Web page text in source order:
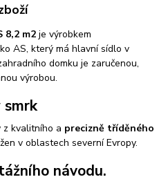
8,2 m2je výrobkem
AS, který má hlavní sídlo v
domku je zaručenou,
výrobou.
smrk
z kvalitního a precizně tříděného
v oblastech severní Evropy.
návodu.